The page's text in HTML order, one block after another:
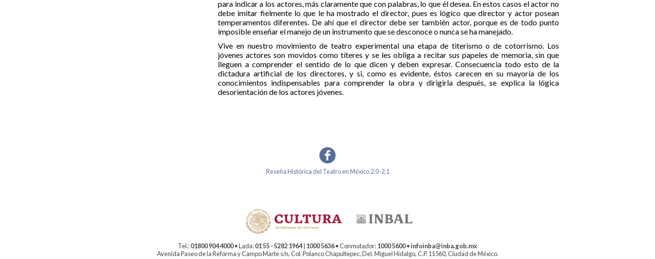
para indicar a los actores, más claramente que con palabras, lo que él desea. En estos casos el actor no
debe imitar fielmente lo que le ha mostrado el director, pues es lógico que director y actor posean
temperamentos diferentes. De ahí que el director debe ser también actor, porque es de todo punto
imposible enseñar el manejo de un instrumento que se desconoce o nunca se ha manejado.
Vive en nuestro movimiento de teatro experimental una etapa de titerismo o de cotorrismo. Los
jóvenes actores son movidos como títeres y se les obliga a recitar sus papeles de memoria, sin que
lleguen a comprender el sentido de lo que dicen y deben expresar. Consecuencia todo esto de la
dictadura artificial de los directores, y si, como es evidente, éstos carecen en su mayoría de los
conocimientos indispensables para comprender la obra y dirigirla después, se explica la lógica
desorientación de los actores jóvenes.
Reseña Histórica del Teatro en México 2.0-2.1
Tel.:01800 904 4000• Lada:01 55 - 5282 1964| 1000 5636• Conmutador:1000 5600•infoinba@inba.gob.mx
Avenida Paseo de la Reforma y Campo Marte s/n, Col. Polanco Chapultepec, Del. Miguel Hidalgo, C.P. 11560, Ciudad de México.